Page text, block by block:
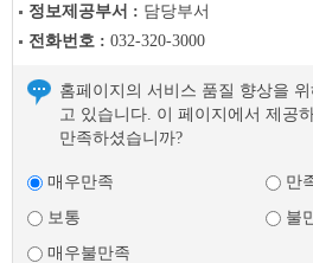
정보제공부서 : 담당부서
전화번호 : 032-320-3000
홈페이지의 서비스 품질 향상을
고 있습니다. 이 페이지에서 제공
만족하셨습니까?
매우만족
만
보통
불
매우불만족